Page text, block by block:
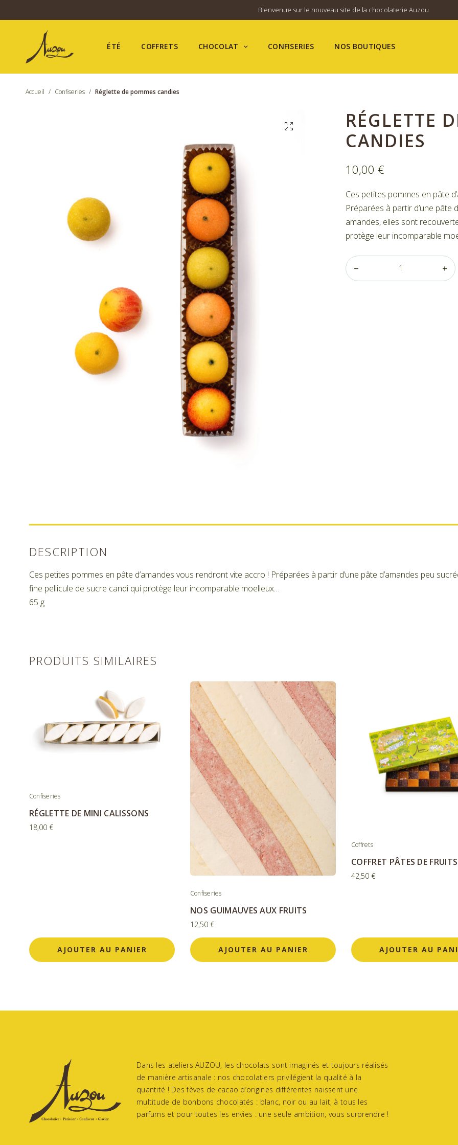
Bienvenue sur le nouveau site de la chocolaterie Auzou
ÉTÉ COFFRETS CHOCOLAT CONFISERIES NOS BOUTIQUES
Accueil / Confiseries / Réglette de pommes candies
RÉGLETTE
CANDIES
10,00 €
Ces petites pommes en pâte
Préparées à partir d’une pâte
amandes, elles sont
protège leur incomparable
DESCRIPTION
Ces petites pommes en pâte d’amandes vous rendront vite accro ! Préparées à partir d’une pâte d’amandes peu
fine pellicule de sucre candi qui protège leur incomparable moelleux…
65 g
PRODUITS SIMILAIRES
Confiseries
RÉGLETTE DE MINI CALISSONS
18,00 €
AJOUTER AU PANIER
Confiseries
NOS GUIMAUVES AUX FRUITS
12,50 €
AJOUTER AU PANIER
Coffrets
COFFRET PÂTES DE FRUITS
42,50 €
AJOUTER AU
Dans les ateliers AUZOU, les chocolats sont imaginés et toujours réalisés
de manière artisanale : nos chocolatiers privilégient la qualité à la
quantité ! Des fèves de cacao d’origines différentes naissent une
multitude de bonbons chocolatés : blanc, noir ou au lait, à tous les
parfums et pour toutes les envies : une seule ambition, vous surprendre !
Nos bonbons de chocolat